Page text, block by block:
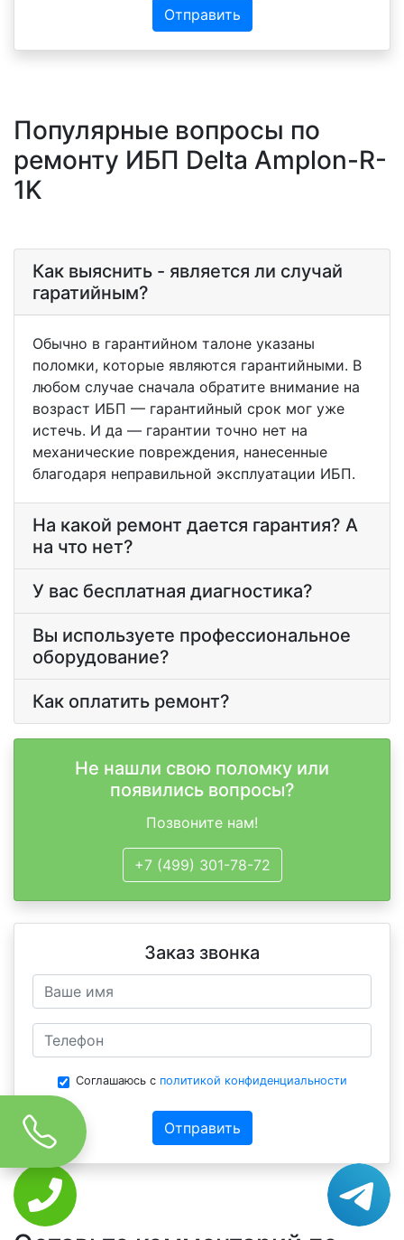
Отправить
Популярные вопросы по
ремонту ИБП Delta Amplon-R-
1K
Как выяснить - является ли случай
гаратийным?
Обычно в гарантийном талоне указаны
поломки, которые являются гарантийными. В
любом случае сначала обратите внимание на
возраст ИБП — гарантийный срок мог уже
истечь. И да — гарантии точно нет на
механические повреждения, нанесенные
благодаря неправильной эксплуатации ИБП.
На какой ремонт дается гарантия? А
на что нет?
У вас бесплатная диагностика?
Вы используете профессиональное
оборудование?
Как оплатить ремонт?
Не нашли свою поломку или
появились вопросы?
Позвоните нам!
+7 (499) 301-78-72
Заказ звонка
Соглашаюсь с политикой конфиденциальности
Отправить